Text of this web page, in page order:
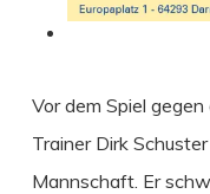
Vor dem Spiel
Trainer Dirk
Mannschaft. Er